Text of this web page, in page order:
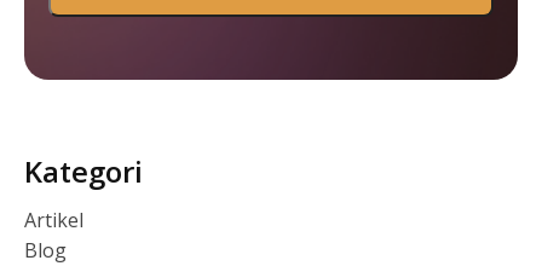
Kategori
Artikel
Blog